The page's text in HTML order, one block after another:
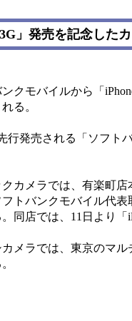
3G」発売を記念した
クモバイルから「
る。
行発売される「ソフト
カメラでは、有楽町店
フトバンクモバイル代
同店では、11日より「
メラでは、東京のマル